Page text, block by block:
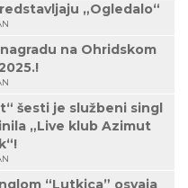
„Ogledalo“
na Ohridskom
šesti je službeni singl
„Live klub Azimut
“Lutkica” osvaja